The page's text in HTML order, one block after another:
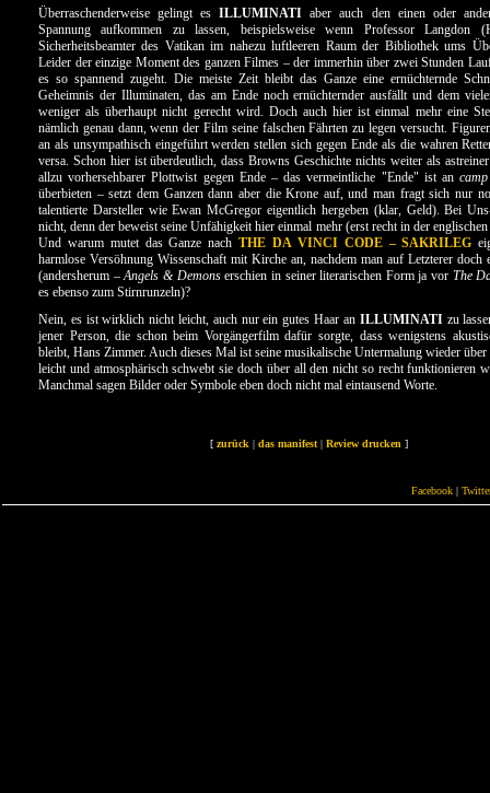
Überraschenderweise gelingt esILLUMINATI aber auch den einen oder
Spannung aufkommen zu lassen, beispielsweise wenn Professor Langdon
Sicherheitsbeamter des Vatikan im nahezu luftleeren Raum der Bibliothek ums
Leider der einzige Moment des ganzen Filmes – der immerhin über zwei Stunden
es so spannend zugeht. Die meiste Zeit bleibt das Ganze eine ernüchternde
Geheimnis der Illuminaten, das am Ende noch ernüchternder ausfällt und dem
weniger als überhaupt nicht gerecht wird. Doch auch hier ist einmal mehr eine
nämlich genau dann, wenn der Film seine falschen Fährten zu legen versucht.
an als unsympathisch eingeführt werden stellen sich gegen Ende als die wahren
versa. Schon hier ist überdeutlich, dass Browns Geschichte nichts weiter als
allzu vorhersehbarer Plottwist gegen Ende – das vermeintliche "Ende" ist ancamp
überbieten – setzt dem Ganzen dann aber die Krone auf, und man fragt sich nur
talentierte Darsteller wie Ewan McGregor eigentlich hergeben (klar, Geld). Bei
nicht, denn der beweist seine Unfähigkeit hier einmal mehr (erst recht in der
Und warum mutet das Ganze nachTHE DA VINCI CODE – SAKRILEG
harmlose Versöhnung Wissenschaft mit Kirche an, nachdem man auf Letzterer doch
(andersherum –Angels & Demonserschien in seiner literarischen Form ja vor The
es ebenso zum Stirnrunzeln)?
Nein, es ist wirklich nicht leicht, auch nur ein gutes Haar an ILLUMINATIzu
jener Person, die schon beim Vorgängerfilm dafür sorgte, dass wenigstens
bleibt, Hans Zimmer. Auch dieses Mal ist seine musikalische Untermalung wieder über
leicht und atmosphärisch schwebt sie doch über all den nicht so recht funktionieren
Manchmal sagen Bilder oder Symbole eben doch nicht mal eintausend Worte.
[ zurück | das manifest | Review drucken ]
Facebook |